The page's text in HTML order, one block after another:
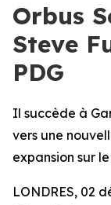
Orbus
Steve
PDG
Il succède à
vers une
expansion sur
LONDRES, 02